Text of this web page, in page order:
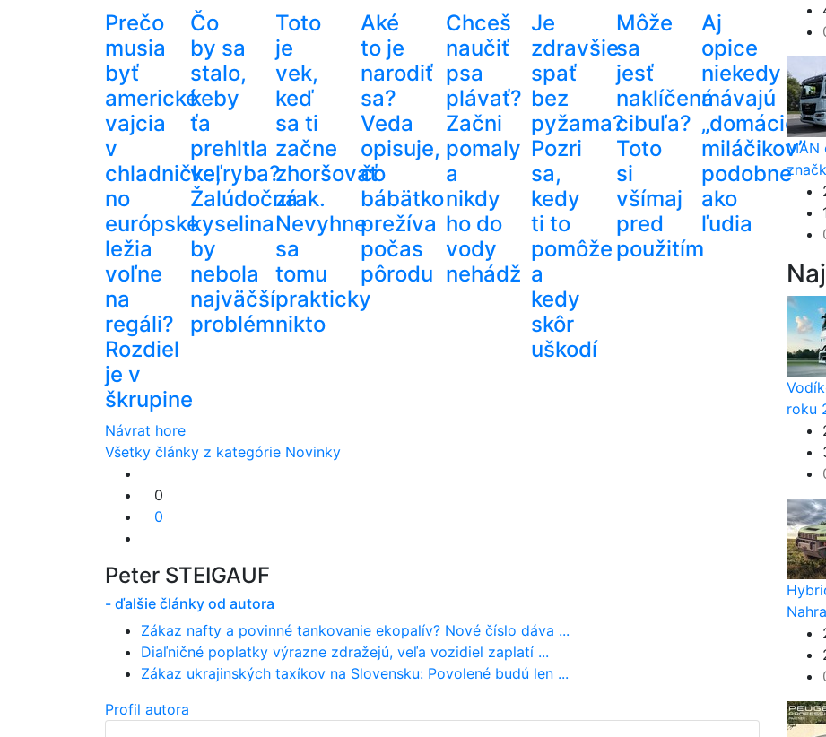
Prečo
musia
byť
americké
vajcia
v
chladničke,
no
európske
ležia
voľne
na
regáli?
Rozdiel
je v
škrupine
Čo
by sa
stalo,
keby
ťa
prehltla
veľryba?
Žalúdočná
kyselina
by
nebola
najväčší
problém
Toto
je
vek,
keď
sa ti
začne
zhoršovať
zrak.
Nevyhne
sa
tomu
prakticky
nikto
Aké
to je
narodiť
sa?
Veda
opisuje,
čo
bábätko
prežíva
počas
pôrodu
Chceš
naučiť
psa
plávať?
Začni
pomaly
a
nikdy
ho do
vody
nehádž
Je
zdravšie
spať
bez
pyžama?
Pozri
sa,
kedy
ti to
pomôže
a
kedy
skôr
uškodí
Môže
sa
jesť
naklíčená
cibuľa?
Toto
si
všímaj
pred
použitím
Aj
opice
niekedy
mávajú
„domácich
miláčikov”
podobne
ako
ľudia
Návrat hore
Všetky články z kategórie Novinky
0
0
Peter STEIGAUF
- ďalšie články od autora
Zákaz nafty a povinné tankovanie ekopalív? Nové číslo dáva ...
Diaľničné poplatky výrazne zdražejú, veľa vozidiel zaplatí ...
Zákaz ukrajinských taxíkov na Slovensku: Povolené budú len ...
Profil autora
MAN
roku